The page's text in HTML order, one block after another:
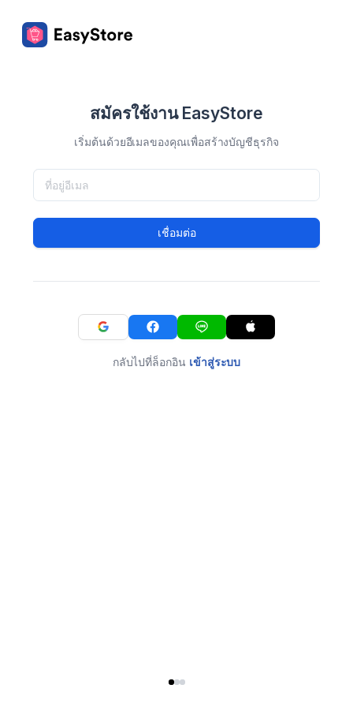
สมัครใช้งาน EasyStore
เริ่มต้นด้วยอีเมลของคุณเพื่อสร้างบัญชีธุรกิจ
เชื่อมต่อ
กลับไปที่ล็อกอิน เข้าสู่ระบบ